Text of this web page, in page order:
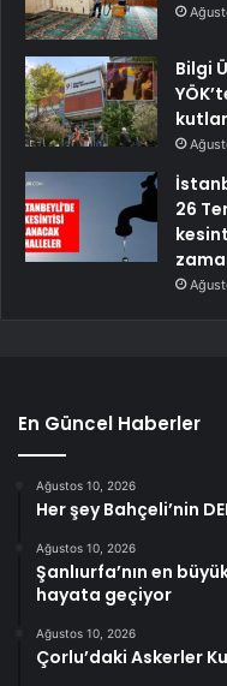
Bilgi
26
En Güncel Haberler
Ağustos 10, 2026
Her şey Bahçeli’nin
Ağustos 10, 2026
Şanlıurfa’nın en
hayata geçiyor
Ağustos 10, 2026
Çorlu’daki Askerler